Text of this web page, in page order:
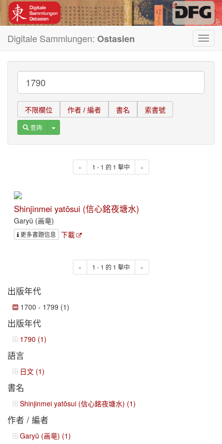
Digitale Sammlungen: Ostasien
不限欄位 作者 / 編者 書名 索書號
查詢 Toggle Dropdown
« 1 - 1 的 1 擊中 »
Shinjinmei yatōsui (信心銘夜塘水)
Garyū (画竜)
更多書題信息 下載
« 1 - 1 的 1 擊中 »
出版年代
1700 - 1799 (1)
出版年代
1790 (1)
語言
日文 (1)
書名
Shinjinmei yatōsui (信心銘夜塘水) (1)
作者 / 編者
Garyū (画竜) (1)